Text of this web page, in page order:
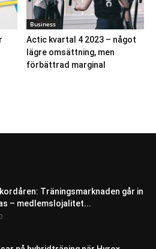
Business
Actic kvartal 4 2023 – något
lägre omsättning, men
förbättrad marginal
Träningsmarknaden går in
– medlemslojalitet...